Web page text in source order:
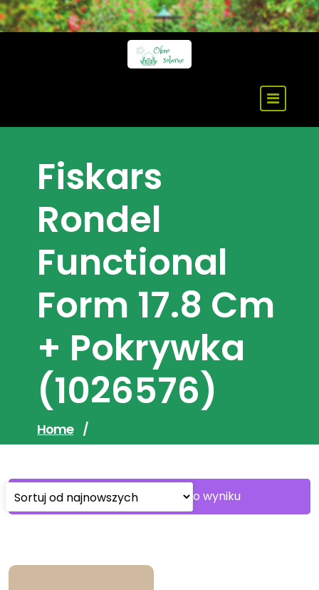
Skip
to
Fiskars
Rondel
Functional
Form 17.8 Cm
+ Pokrywka
(1026576)
Home /
Wyświetlanie jednego wyniku